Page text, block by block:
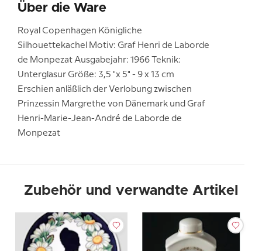
Über die Ware
Royal Copenhagen Königliche
Silhouettekachel Motiv: Graf Henri de Laborde
de Monpezat Ausgabejahr: 1966 Teknik:
Unterglasur Größe: 3,5 "x 5" - 9 x 13 cm
Erschien anläßlich der Verlobung zwischen
Prinzessin Margrethe von Dänemark und Graf
Henri-Marie-Jean-André de Laborde de
Monpezat
Zubehör und verwandte Artikel